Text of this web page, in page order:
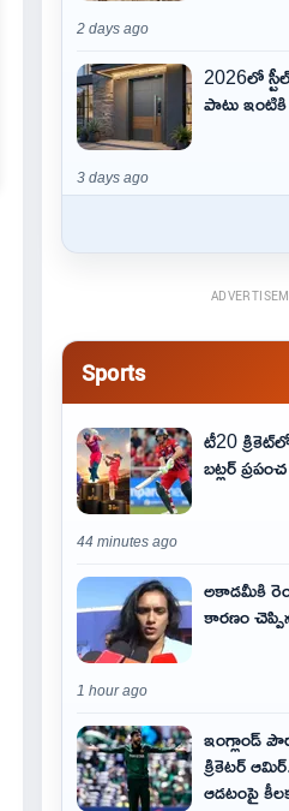
2 days ago
2026లో
పాటు ఇంటికి
3 days ago
Sports
టీ20
బట్లర్
44 minutes ago
అకాడమీకి
కారణం
1 hour ago
ఇంగ్లాండ్
క్రికెటర్
ఆడటంపై